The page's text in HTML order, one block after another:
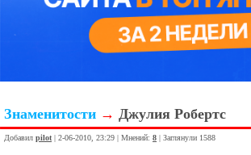
Знаменитости → Джулия Робертс
Добавил pilot | 2-06-2010, 23:29 | Мнений: 8 | Заглянули 1588